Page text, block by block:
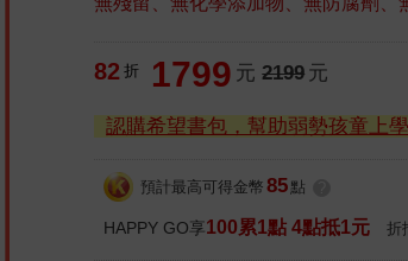
82 折 1799 元 2199 元
認購希望書包，幫助弱勢孩童上學
預計最高可得金幣 85 點
HAPPY GO享100累1點 4點抵1元 折